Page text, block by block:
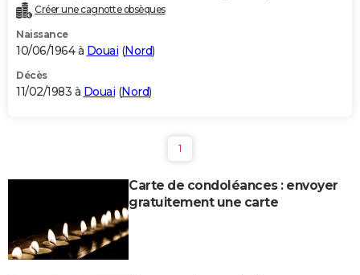
Créer une cagnotte obsèques
Naissance
10/06/1964 à Douai (Nord)
Décès
11/02/1983 à Douai (Nord)
1
Carte de condoléances : envoyer
gratuitement une carte